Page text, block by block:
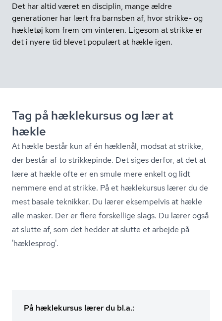
Det har altid været en disciplin, mange ældre
generationer har lært fra barnsben af, hvor strikke- og
hækletøj kom frem om vinteren. Ligesom at strikke er
det i nyere tid blevet populært at hækle igen.
Tag på hæklekursus og lær at
hækle
At hækle består kun af én hæklenål, modsat at strikke,
der består af to strikkepinde. Det siges derfor, at det at
lære at hækle ofte er en smule mere enkelt og lidt
nemmere end at strikke. På et hæklekursus lærer du de
mest basale teknikker. Du lærer eksempelvis at hækle
alle masker. Der er flere forskellige slags. Du lærer også
at slutte af, som det hedder at slutte et arbejde på
'hæklesprog'.
På hæklekursus lærer du bl.a.: